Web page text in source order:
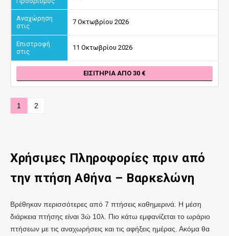
7 Οκτωβρίου 2026
11 Οκτωβρίου 2026
ΕΙΣΙΤΉΡΙΑ ΑΠΌ 30
1 2
Χρήσιμες Πληροφορίες πριν από
την πτήση Αθήνα – Βαρκελώνη
Βρέθηκαν περισσότερες από 7 πτήσεις καθημερινά. Η μέση
διάρκεια πτήσης είναι 3ώ 10λ. Πιο κάτω εμφανίζεται το ωράριο
πτήσεων με τις αναχωρήσεις και τις αφήξεις ημέρας. Ακόμα θα